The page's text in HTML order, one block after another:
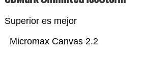
Superior es mejor
Micromax Canvas 2.2